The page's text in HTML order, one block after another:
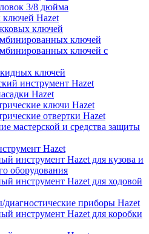
3/8 дюйма
Hazet
ключей
ключей
ключей с
ключей
инструмент Hazet
Hazet
ключи Hazet
отвертки Hazet
мастерской и средства защиты
Hazet
инструмент Hazet для кузова и
оборудования
инструмент Hazet для ходовой
приборы Hazet
инструмент Hazet для коробки